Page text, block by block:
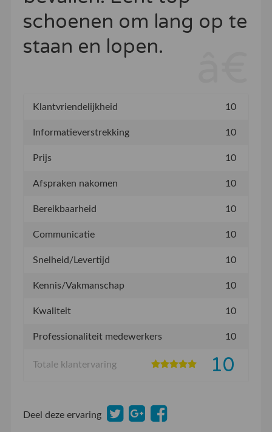
schoenen om lang op te
staan en lopen.
Klantvriendelijkheid 10
Informatieverstrekking 10
Prijs 10
Afspraken nakomen 10
Bereikbaarheid 10
Communicatie 10
Snelheid/Levertijd 10
Kennis/Vakmanschap 10
Kwaliteit 10
Professionaliteit medewerkers 10
Totale klantervaring 10
Deel deze ervaring